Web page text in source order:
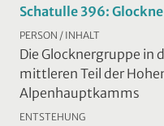
Schatulle 396:
PERSON / INHALT
Die Glocknergruppe in
mittleren Teil der
Alpenhauptkamms
ENTSTEHUNG